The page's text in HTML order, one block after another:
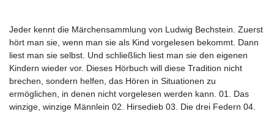
Jeder kennt die Märchensammlung von Ludwig Bechstein. Zuerst
hört man sie, wenn man sie als Kind vorgelesen bekommt. Dann
liest man sie selbst. Und schließlich liest man sie den eigenen
Kindern wieder vor. Dieses Hörbuch will diese Tradition nicht
brechen, sondern helfen, das Hören in Situationen zu
ermöglichen, in denen nicht vorgelesen werden kann. 01. Das
winzige, winzige Männlein 02. Hirsedieb 03. Die drei Federn 04.